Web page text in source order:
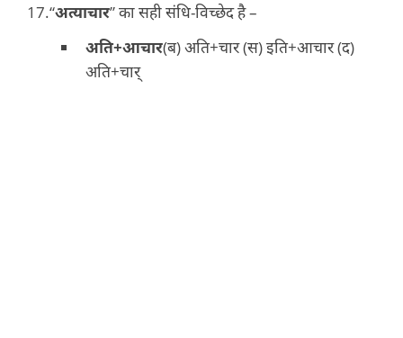
“अत्याचार” का सही संधि-विच्छेद है –
अति+आचार(ब) अति+चार (स) इति+आचार (द)
अति+चार्